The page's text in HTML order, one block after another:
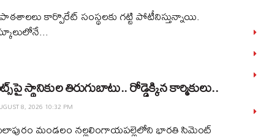
కార్పొరేట్ సంస్థలకు గట్టి పోటీనిస్తున్నాయి.
స్థానికుల తిరుగుబాటు.. రోడ్డెక్కిన కార్మికులు..
8, 2026 10:32 PM
మండలం నల్లలింగాయపల్లెలోని భారతి సిమెంట్